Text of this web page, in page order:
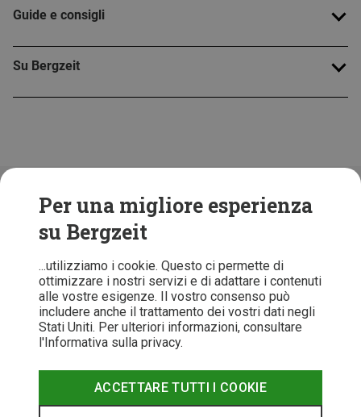
Per una migliore esperienza
su Bergzeit
...utilizziamo i cookie. Questo ci permette di
ottimizzare i nostri servizi e di adattare i contenuti
alle vostre esigenze. Il vostro consenso può
includere anche il trattamento dei vostri dati negli
Stati Uniti. Per ulteriori informazioni, consultare
l'Informativa sulla privacy.
ACCETTARE TUTTI I COOKIE
Guide e consigli
Su Bergzeit
Informativa Privacy Recesso Note legali